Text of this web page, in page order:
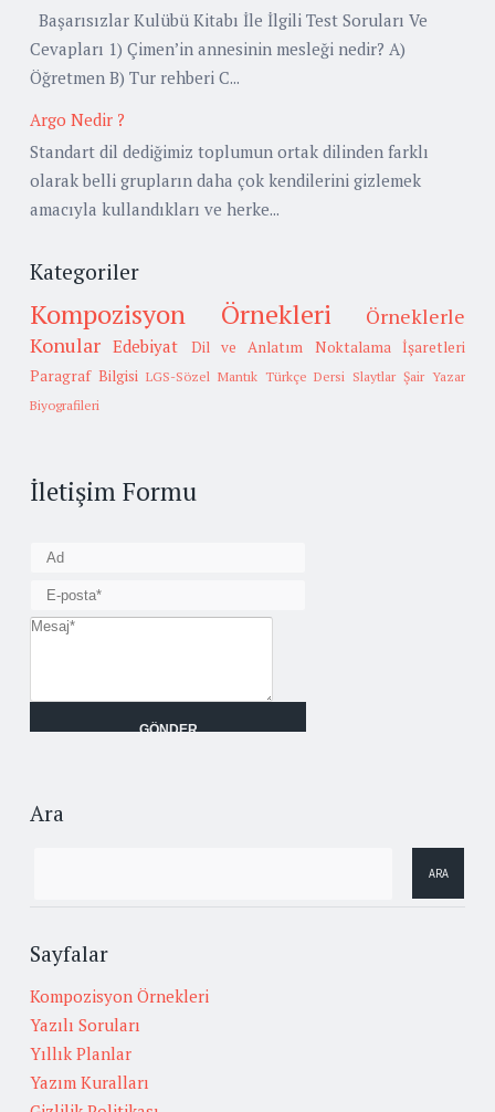
Başarısızlar Kulübü Kitabı İle İlgili Test Soruları Ve
Cevapları 1) Çimen’in annesinin mesleği nedir? A)
Öğretmen B) Tur rehberi C...
Argo Nedir ?
Standart dil dediğimiz toplumun ortak dilinden farklı
olarak belli grupların daha çok kendilerini gizlemek
amacıyla kullandıkları ve herke...
Kategoriler
Kompozisyon Örnekleri
Örneklerle
Konular Edebiyat Dil ve Anlatım
Noktalama İşaretleri
Paragraf Bilgisi LGS-Sözel Mantık Türkçe Dersi Slaytlar Şair Yazar
Biyografileri
İletişim Formu
Ara
Sayfalar
Kompozisyon Örnekleri
Yazılı Soruları
Yıllık Planlar
Yazım Kuralları